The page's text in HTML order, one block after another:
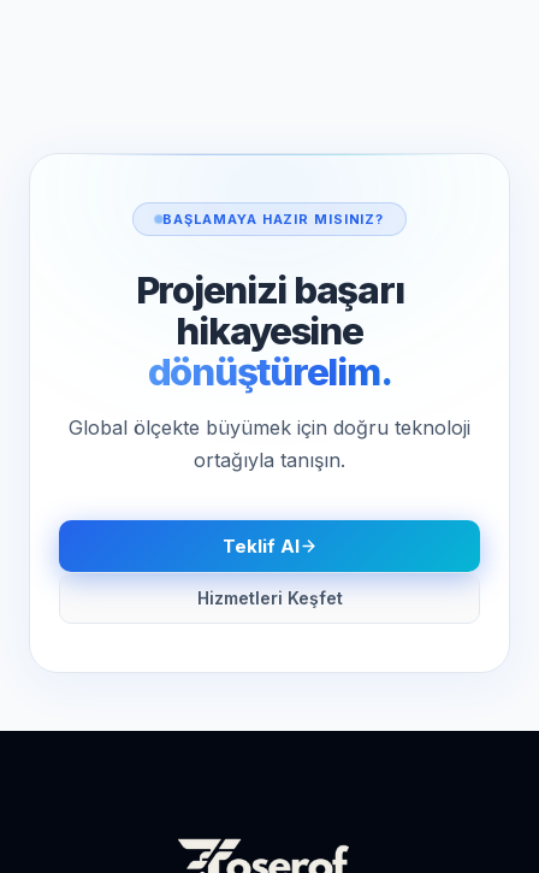
BAŞLAMAYA HAZIR MISINIZ?
Projenizi başarı
hikayesine
dönüştürelim.
Global ölçekte büyümek için doğru teknoloji
ortağıyla tanışın.
Teklif Al
Hizmetleri Keşfet